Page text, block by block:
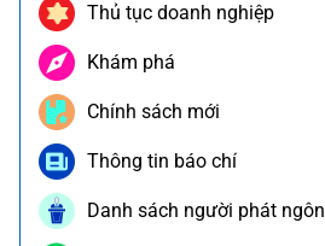
Thủ tục doanh nghiệp
Khám phá
Chính sách mới
Thông tin báo chí
Danh sách người phát ngôn